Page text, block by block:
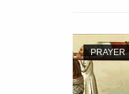
PRAYER